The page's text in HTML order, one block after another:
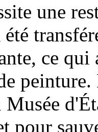
une
ce qui
pour